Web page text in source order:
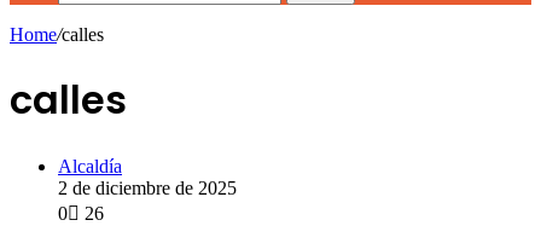
Home/calles
calles
Alcaldía
2 de diciembre de 2025
0
26